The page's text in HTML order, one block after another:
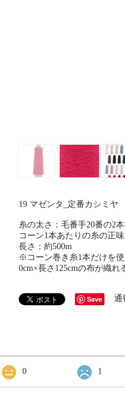
19 マゼンタ_定番カシミヤ
糸の太さ：毛番手20番の2本
コーン1本あたりの糸の正
長さ：約500m
※コーン巻き糸1本だけを
0cm×長さ125cmの布が織れ
Save 通
0 1